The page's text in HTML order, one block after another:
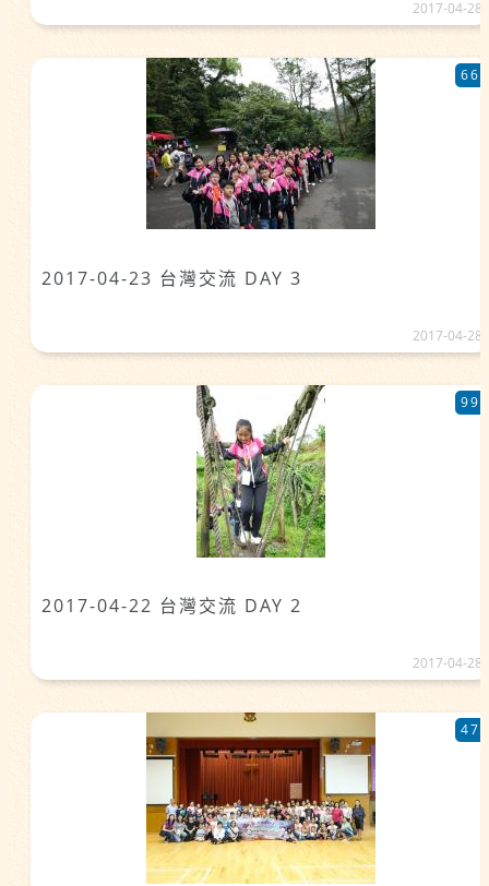
2017-04-28
2017-04-23 台灣交流 DAY 3
66
2017-04-28
2017-04-22 台灣交流 DAY 2
99
2017-04-28
47